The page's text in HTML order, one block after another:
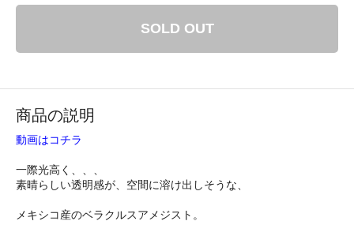
SOLD OUT
商品の説明
動画はコチラ
一際光高く、、、
素晴らしい透明感が、空間に溶け出しそうな、
メキシコ産のベラクルスアメジスト。